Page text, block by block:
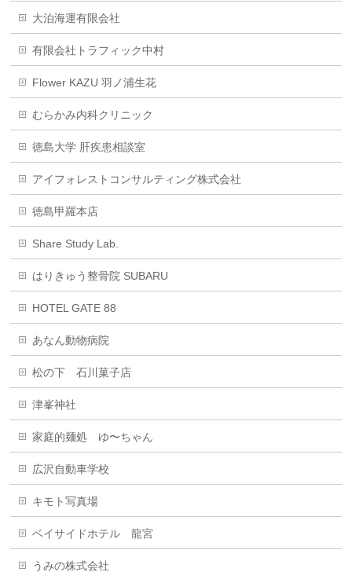
大泊海運有限会社
有限会社トラフィック中村
Flower KAZU 羽ノ浦生花
むらかみ内科クリニック
徳島大学 肝疾患相談室
アイフォレストコンサルティング株式会社
徳島甲羅本店
Share Study Lab.
はりきゅう整骨院 SUBARU
HOTEL GATE 88
あなん動物病院
松の下 石川菓子店
津峯神社
家庭的麺処 ゆ〜ちゃん
広沢自動車学校
キモト写真場
ベイサイドホテル 龍宮
うみの株式会社